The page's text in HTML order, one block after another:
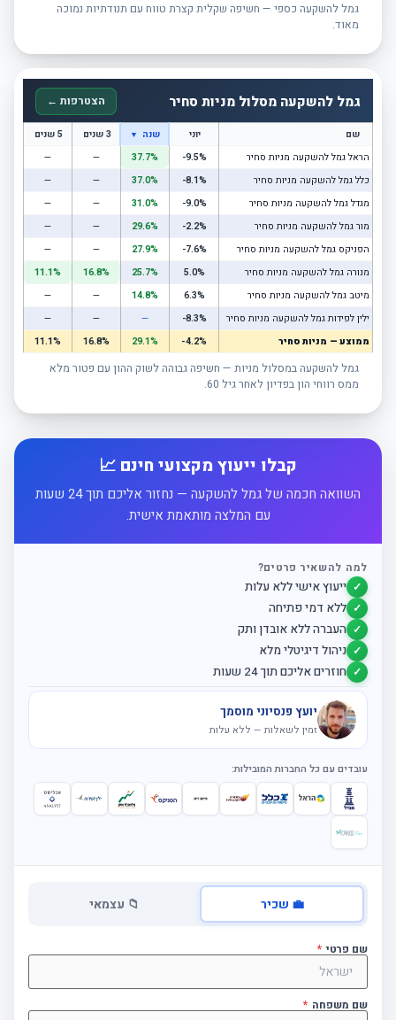
גמל להשקעה כספי — חשיפה שקלית קצרת טווח עם תנודתיות נמוכה
מאוד.
גמל להשקעה מסלול מניות סחיר הצטרפות ←
שם יוני שנה ▼ 3 שנים
5 שנים
הראל גמל להשקעה מניות סחיר
-9.5%
37.7%
—
—
כלל גמל להשקעה מניות סחיר
-8.1%
37.0%
—
—
מגדל גמל להשקעה מניות סחיר
-9.0%
31.0%
—
—
מור גמל להשקעה מניות סחיר
-2.2%
29.6%
—
—
הפניקס גמל להשקעה מניות סחיר
-7.6%
27.9%
—
—
מנורה גמל להשקעה מניות סחיר
5.0%
25.7%
16.8%
11.1%
מיטב גמל להשקעה מניות סחיר
6.3%
14.8%
—
—
ילין לפידות גמל להשקעה מניות סחיר
-8.3%
—
—
—
ממוצע — מניות סחיר
-4.2%
29.1%
16.8%
11.1%
גמל להשקעה במסלול מניות — חשיפה גבוהה לשוק ההון עם פטור מלא
ממס רווחי הון בפדיון לאחר גיל 60.
קבלו ייעוץ מקצועי חינם 📈
השוואה חכמה של גמל להשקעה — נחזור אליכם תוך 24 שעות
עם המלצה מותאמת אישית.
למה להשאיר פרטים?
✓ ייעוץ אישי ללא עלות
✓ ללא דמי פתיחה
✓ העברה ללא אובדן ותק
✓ ניהול דיגיטלי מלא
✓ חוזרים אליכם תוך 24 שעות
יועץ פנסיוני מוסמך
זמין לשאלות — ללא עלות
עובדים עם כל החברות המובילות:
💼 שכיר 📁 עצמאי
שם פרטי *
שם משפחה *